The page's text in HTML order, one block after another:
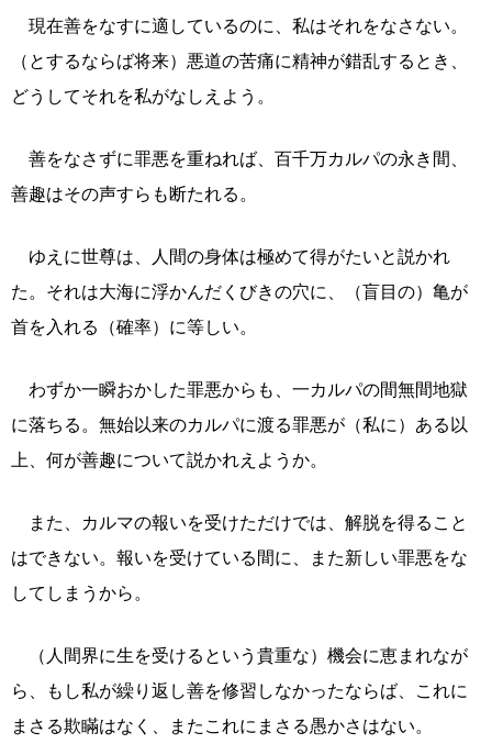
現在善をなすに適しているのに、私はそれをなさない。
（とするならば将来）悪道の苦痛に精神が錯乱するとき、
どうしてそれを私がなしえよう。
善をなさずに罪悪を重ねれば、百千万カルパの永き間、
善趣はその声すらも断たれる。
ゆえに世尊は、人間の身体は極めて得がたいと説かれ
た。それは大海に浮かんだくびきの穴に、（盲目の）亀が
首を入れる（確率）に等しい。
わずか一瞬おかした罪悪からも、一カルパの間無間地獄
に落ちる。無始以来のカルパに渡る罪悪が（私に）ある以
上、何が善趣について説かれえようか。
また、カルマの報いを受けただけでは、解脱を得ること
はできない。報いを受けている間に、また新しい罪悪をな
してしまうから。
（人間界に生を受けるという貴重な）機会に恵まれなが
ら、もし私が繰り返し善を修習しなかったならば、これに
まさる欺瞞はなく、またこれにまさる愚かさはない。